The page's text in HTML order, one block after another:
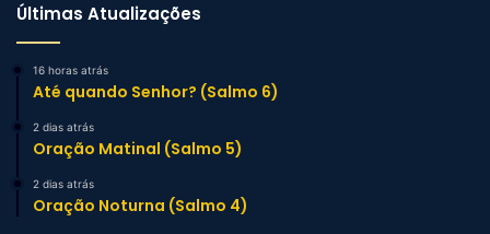
Últimas Atualizações
16 horas atrás
Até quando Senhor? (Salmo 6)
2 dias atrás
Oração Matinal (Salmo 5)
2 dias atrás
Oração Noturna (Salmo 4)